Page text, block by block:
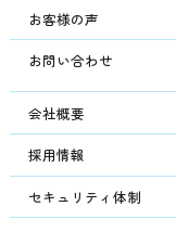
お客様の声
お問い合わせ
会社概要
採用情報
セキュリティ体制